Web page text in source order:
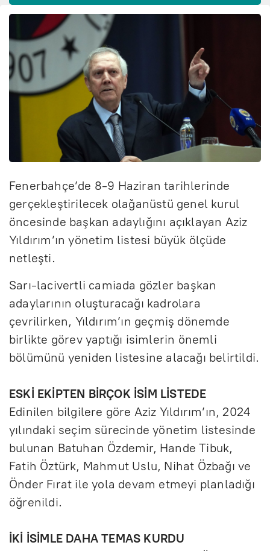
Fenerbahçe’de 8-9 Haziran tarihlerinde
gerçekleştirilecek olağanüstü genel kurul
öncesinde başkan adaylığını açıklayan Aziz
Yıldırım’ın yönetim listesi büyük ölçüde
netleşti.
Sarı-lacivertli camiada gözler başkan
adaylarının oluşturacağı kadrolara
çevrilirken, Yıldırım’ın geçmiş dönemde
birlikte görev yaptığı isimlerin önemli
bölümünü yeniden listesine alacağı belirtildi.
ESKİ EKİPTEN BİRÇOK İSİM LİSTEDE
Edinilen bilgilere göre Aziz Yıldırım’ın, 2024
yılındaki seçim sürecinde yönetim listesinde
bulunan Batuhan Özdemir, Hande Tibuk,
Fatih Öztürk, Mahmut Uslu, Nihat Özbağı ve
Önder Fırat ile yola devam etmeyi planladığı
öğrenildi.
İKİ İSİMLE DAHA TEMAS KURDU